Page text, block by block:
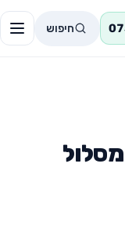
חיפוש